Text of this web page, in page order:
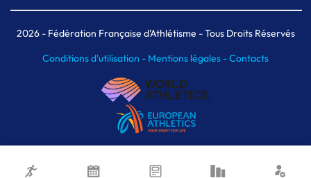
Meeting de Paris indoor
MAIF Ekiden de Paris
2026- Fédération Française d'Athlétisme - Tous Droits Réservés
Conditions d'utilisation - Mentions légales -Contacts